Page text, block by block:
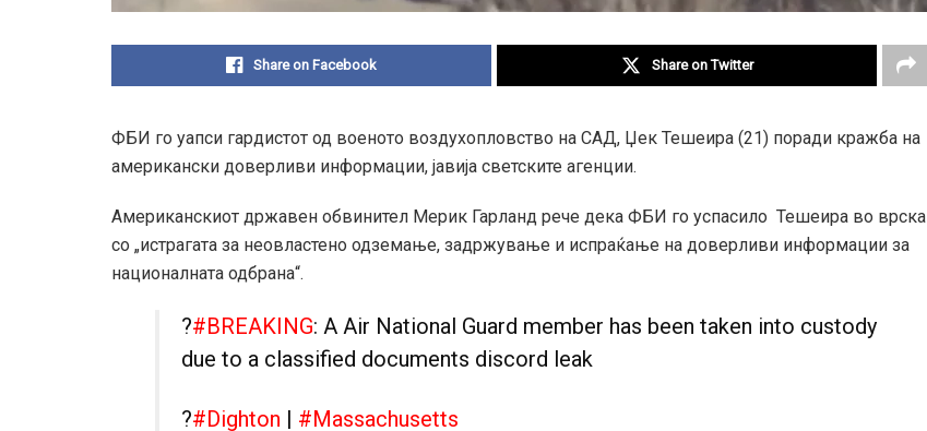
Share on Facebook Share on Twitter
ФБИ го уапси гардистот од военото воздухопловство на САД, Џек Тешеира (21) поради кражба на
американски доверливи информации, јавија светските агенции.
Американскиот државен обвинител Мерик Гарланд рече дека ФБИ го успасило Тешеира во врска
со „истрагата за неовластено одземање, задржување и испраќање на доверливи информации за
националната одбрана“.
?#BREAKING: A Air National Guard member has been taken into custody
due to a classified documents discord leak
?#Dighton | #Massachusetts